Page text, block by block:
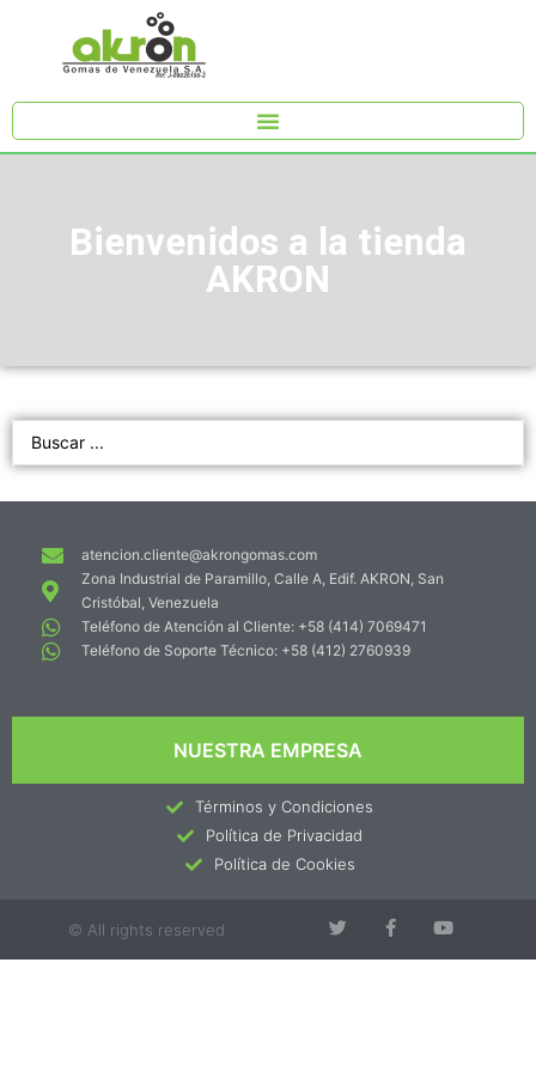
Bienvenidos a la tienda
AKRON
atencion.cliente@akrongomas.com
Zona Industrial de Paramillo, Calle A, Edif. AKRON, San
Cristóbal, Venezuela
Teléfono de Atención al Cliente: +58 (414) 7069471
Teléfono de Soporte Técnico: +58 (412) 2760939
NUESTRA EMPRESA
Términos y Condiciones
Política de Privacidad
Política de Cookies
© All rights reserved